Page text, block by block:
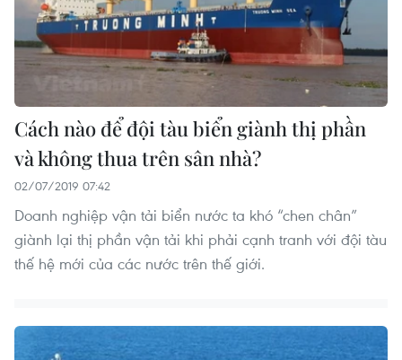
Cách nào để đội tàu biển giành thị phần
và không thua trên sân nhà?
02/07/2019 07:42
Doanh nghiệp vận tải biển nước ta khó “chen chân”
giành lại thị phần vận tải khi phải cạnh tranh với đội tàu
thế hệ mới của các nước trên thế giới.